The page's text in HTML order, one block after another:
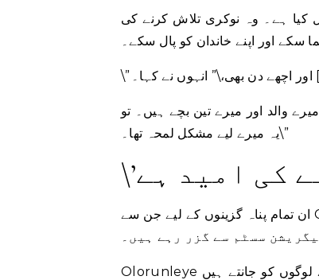
کیا ہے۔ وہ نوکری تلاش کرنے کی
سکے اور اپنے خاندان کو پال سکے۔
اچھے دن بھی،\” انہوں نے کہا۔
والد اور میرے تین بچے ہیں۔ تو
یہ میرے لیے مشکل لمحہ تھا۔\”
ان تمام پناہ گزینوں کے لیے جن سے CBC نے بات کی، اب یہ غیر یقینی اور انتظار کا وقت ہے جب
سسٹم سے گزر رہے ہیں۔
Olorunleye نے کہا کہ انہیں اپنی سماعت کی تاریخ دی گئی ہے، لیکن وہ بہت سے لوگوں کو جانتے ہیں